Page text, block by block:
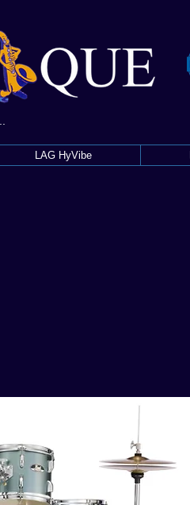
LAG HyVibe